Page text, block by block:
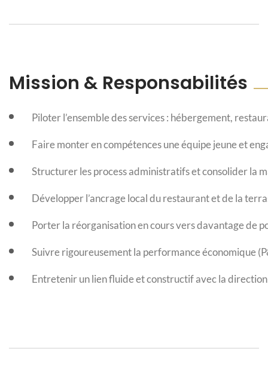
Mission & Responsabilités
Piloter l’ensemble des services : hébergement,
Faire monter en compétences une équipe jeune et
Structurer les process administratifs et consolider la
Développer l’ancrage local du restaurant et de la
Porter la réorganisation en cours vers davantage de
Suivre rigoureusement la performance économique
Entretenir un lien fluide et constructif avec la